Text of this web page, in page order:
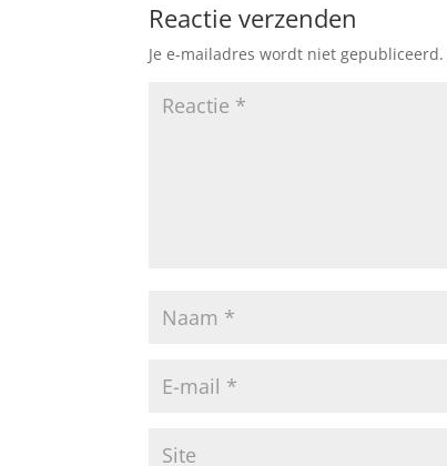
Reactie verzenden
Je e-mailadres wordt niet gepubliceerd.